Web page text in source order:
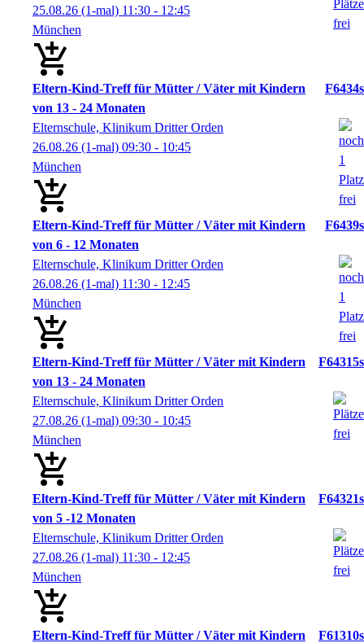
25.08.26 (1-mal) 11:30 - 12:45
München
Eltern-Kind-Treff für Mütter / Väter mit Kindern
von 13 - 24 Monaten
F6434s
Elternschule, Klinikum Dritter Orden
26.08.26 (1-mal) 09:30 - 10:45
München
Eltern-Kind-Treff für Mütter / Väter mit Kindern
von 6 - 12 Monaten
F6439s
Elternschule, Klinikum Dritter Orden
26.08.26 (1-mal) 11:30 - 12:45
München
Eltern-Kind-Treff für Mütter / Väter mit Kindern
von 13 - 24 Monaten
F64315s
Elternschule, Klinikum Dritter Orden
27.08.26 (1-mal) 09:30 - 10:45
München
Eltern-Kind-Treff für Mütter / Väter mit Kindern
von 5 -12 Monaten
F64321s
Elternschule, Klinikum Dritter Orden
27.08.26 (1-mal) 11:30 - 12:45
München
Eltern-Kind-Treff für Mütter / Väter mit Kindern
F61310s